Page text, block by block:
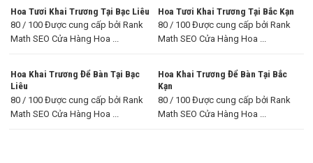
Hoa Tươi Khai Trương Tại Bạc Liêu
80 / 100 Được cung cấp bởi Rank
Math SEO Cửa Hàng Hoa ...
Hoa Tươi Khai Trương Tại Bắc Kạn
80 / 100 Được cung cấp bởi Rank
Math SEO Cửa Hàng Hoa ...
Hoa Khai Trương Để Bàn Tại Bạc
Liêu
80 / 100 Được cung cấp bởi Rank
Math SEO Cửa Hàng Hoa ...
Hoa Khai Trương Để Bàn Tại Bắc
Kạn
80 / 100 Được cung cấp bởi Rank
Math SEO Cửa Hàng Hoa ...